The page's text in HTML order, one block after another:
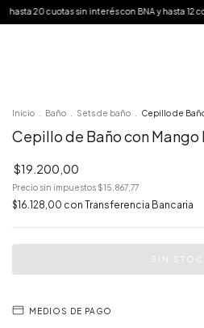
interés con BNA y hasta 12 con tarjeta Naranja.
Inicio Baño Sets de baño Cepillo de
Cepillo de Baño con Mango
$19.200,00
Precio sin impuestos $15.867,77
$16.128,00 con Transferencia Bancaria
MEDIOS DE PAGO